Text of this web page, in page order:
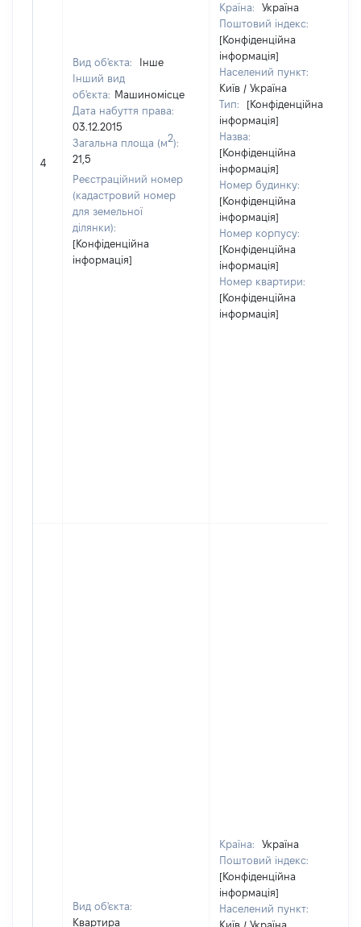
4
Вид об'єкта:
Інше
Інший вид
об'єкта: Машиномісце
Дата набуття права:
03.12.2015
Загальна площа (м2):
21,5
Реєстраційний номер
(кадастровий номер
для земельної
ділянки):
[Конфіденційна
інформація]
Країна:
Україна
Поштовий індекс:
[Конфіденційна
інформація]
Населений пункт:
Київ / Україна
Тип:
[Конфіденційна
інформація]
Назва:
[Конфіденційна
інформація]
Номер будинку:
[Конфіденційна
інформація]
Номер корпусу:
[Конфіденційна
інформація]
Номер квартири:
[Конфіденційна
інформація]
Вид об'єкта:
Квартира
Країна:
Україна
Поштовий індекс:
[Конфіденційна
інформація]
Населений пункт:
Київ / Україна